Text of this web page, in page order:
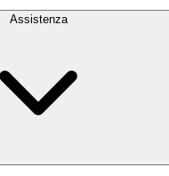
Assistenza